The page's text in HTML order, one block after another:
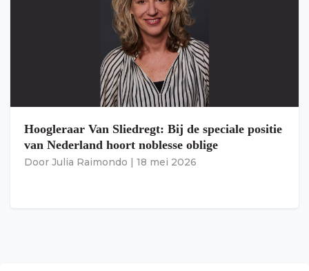
Hoogleraar Van Sliedregt: Bij de speciale positie
van Nederland hoort noblesse oblige
Door Julia Raimondo | 18 mei 2026